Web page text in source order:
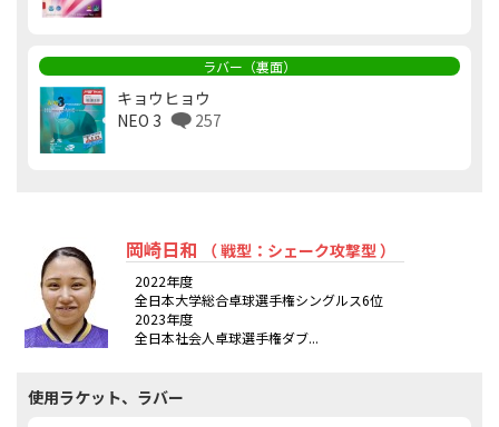
ラバー（裏面）
キョウヒョウ
NEO 3
257
岡崎日和 （ 戦型：シェーク攻撃型 ）
2022年度
全日本大学総合卓球選手権シングルス6位
2023年度
全日本社会人卓球選手権ダブ...
使用ラケット、ラバー